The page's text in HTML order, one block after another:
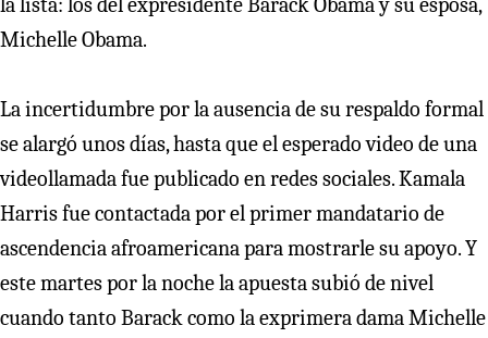
Michelle Obama.
La incertidumbre por la ausencia de su respaldo formal
se alargó unos días, hasta que el esperado video de una
videollamada fue publicado en redes sociales. Kamala
Harris fue contactada por el primer mandatario de
ascendencia afroamericana para mostrarle su apoyo. Y
este martes por la noche la apuesta subió de nivel
cuando tanto Barack como la exprimera dama Michelle